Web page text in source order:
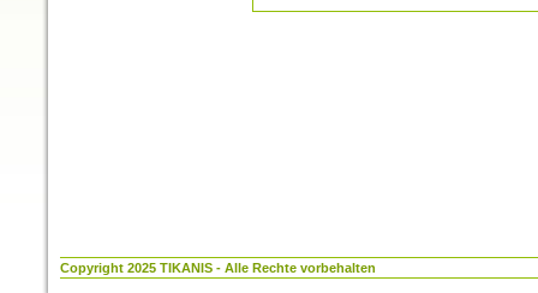
Copyright 2025 TIKANIS - Alle Rechte vorbehalten